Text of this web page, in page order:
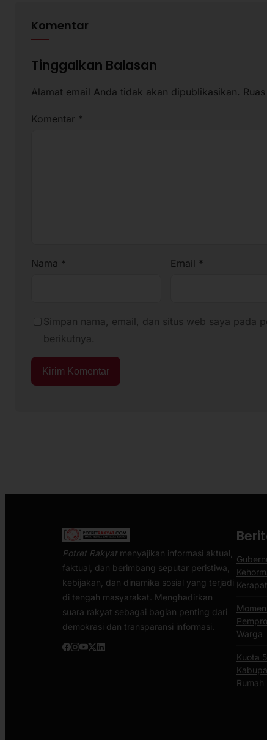
Komentar
Tinggalkan Balasan
Alamat email Anda tidak akan dipublikasikan.
Komentar *
Nama * Email *
Simpan nama, email, dan situs web saya pada
berikutnya.
Potret Rakyatmenyajikan informasi aktual,
faktual, dan berimbang seputar peristiwa,
kebijakan, dan dinamika sosial yang terjadi
di tengah masyarakat. Menghadirkan
suara rakyat sebagai bagian penting dari
demokrasi dan transparansi informasi.
Warga
Kuota
Rumah